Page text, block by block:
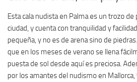
Esta cala nudista en Palma es un trozo de
ciudad, y cuenta con tranquilidad y
pequeña, y no es de arena sino de
que en los meses de verano se llena
puesta de sol desde aquí es preciosa.
por los amantes del nudismo en